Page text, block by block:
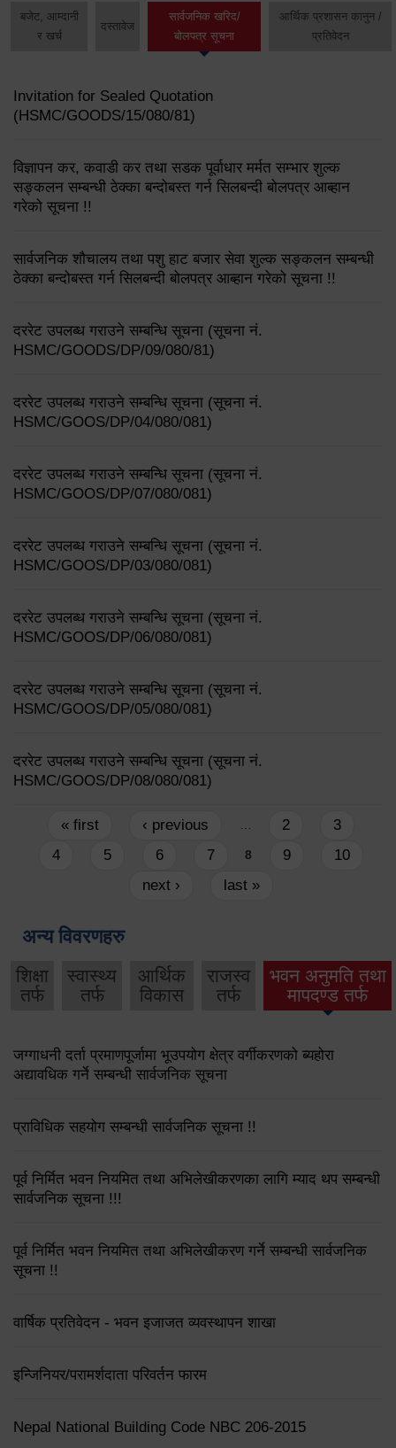
बजेट, आम्दानी
र खर्च
दस्तावेज
सार्वजनिक खरिद/
बोलपत्र सूचना
आर्थिक प्रशासन कानुन /
प्रतिवेदन
Invitation for Sealed Quotation
(HSMC/GOODS/15/080/81)
विज्ञापन कर, कवाडी कर तथा सडक पूर्वाधार मर्मत सम्भार शुल्क
सङ्कलन सम्बन्धी ठेक्का बन्दोबस्त गर्न सिलबन्दी बोलपत्र आब्हान
गरेको सूचना !!
सार्वजनिक शौचालय तथा पशु हाट बजार सेवा शुल्क सङ्कलन सम्बन्धी
ठेक्का बन्दोबस्त गर्न सिलबन्दी बोलपत्र आब्हान गरेको सूचना !!
दररेट उपलब्ध गराउने सम्बन्धि सूचना (सूचना नं.
HSMC/GOODS/DP/09/080/81)
दररेट उपलब्ध गराउने सम्बन्धि सूचना (सूचना नं.
HSMC/GOOS/DP/04/080/081)
दररेट उपलब्ध गराउने सम्बन्धि सूचना (सूचना नं.
HSMC/GOOS/DP/07/080/081)
दररेट उपलब्ध गराउने सम्बन्धि सूचना (सूचना नं.
HSMC/GOOS/DP/03/080/081)
दररेट उपलब्ध गराउने सम्बन्धि सूचना (सूचना नं.
HSMC/GOOS/DP/06/080/081)
दररेट उपलब्ध गराउने सम्बन्धि सूचना (सूचना नं.
HSMC/GOOS/DP/05/080/081)
दररेट उपलब्ध गराउने सम्बन्धि सूचना (सूचना नं.
HSMC/GOOS/DP/08/080/081)
Pages
« first ‹ previous … 2
3
4
5 6 7 8 9
10
next ›
last »
अन्य विवरणहरु
शिक्षा
तर्फ
स्वास्थ्य
तर्फ
आर्थिक
विकास
राजस्व
तर्फ
भवन अनुमति तथा
मापदण्ड तर्फ
जग्गाधनी दर्ता प्रमाणपूर्जामा भूउपयोग क्षेत्र वर्गीकरणको ब्यहोरा
अद्यावधिक गर्ने सम्बन्धी सार्वजनिक सूचना
प्राविधिक सहयोग सम्बन्धी सार्वजनिक सूचना !!
पूर्व निर्मित भवन नियमित तथा अभिलेखीकरणका लागि म्याद थप सम्बन्धी
सार्वजनिक सूचना !!!
पूर्व निर्मित भवन नियमित तथा अभिलेखीकरण गर्ने सम्बन्धी सार्वजनिक
सूचना !!
वार्षिक प्रतिवेदन - भवन इजाजत व्यवस्थापन शाखा
इन्जिनियर/परामर्शदाता परिवर्तन फारम
Nepal National Building Code NBC 206-2015